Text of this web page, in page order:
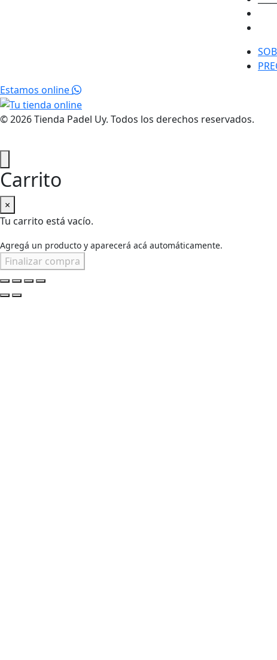
Estamos online
© 2026 Tienda Padel Uy. Todos los derechos reservados.
Carrito
×
Tu carrito está vacío.
Agregá un producto y aparecerá acá automáticamente.
Finalizar compra